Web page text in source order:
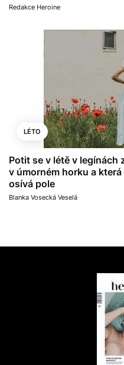
Redakce Heroine
LÉTO
Potit se v létě v legínách
v úmorném horku a
osívá pole
Blanka Vosecká Veselá